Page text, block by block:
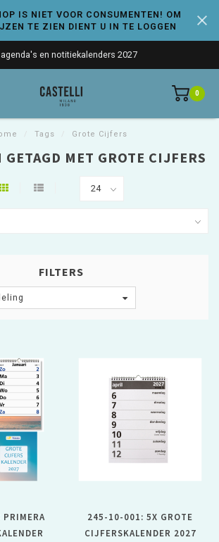
IS NIET VOOR CONSUMENTEN! OM
TE ZIEN DIENT U IN TE LOGGEN
agenda's en notitiekalenders 2027
0
Tags Grote Cijfers
GETAGD MET GROTE CIJFERS
FILTERS
245-10-001: 5X GROTE
CIJFERSKALENDER 2027